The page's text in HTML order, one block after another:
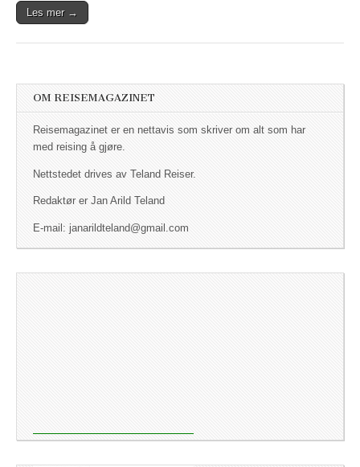
Les mer →
OM REISEMAGAZINET
Reisemagazinet er en nettavis som skriver om alt som har
med reising å gjøre.
Nettstedet drives av Teland Reiser.
Redaktør er Jan Arild Teland
E-mail: janarildteland@gmail.com